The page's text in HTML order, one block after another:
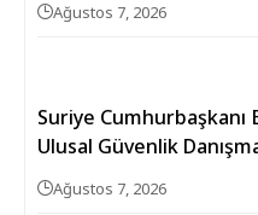
Ağustos 7, 2026
Suriye Cumhurbaşkanı
Ulusal Güvenlik
Ağustos 7, 2026